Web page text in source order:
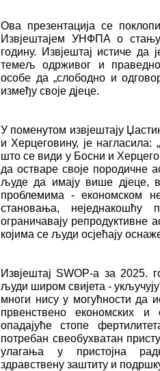
Ова презентација се
Извјештајем УНФПА о стању
годину. Извјештај истиче да
темељ одрживог и
особе да „слободно и
између своје дјеце.
У поменутом извјештају
и Херцеговину, је нагласила:
што се види у Босни и
да остваре своје породичне
људе да имају више дјеце,
проблемима - економском
становања,
ограничавају репродуктивне
којима се људи осјећају
Извјештај SWOP-а за 2025.
људи широм свијета -
многи нису у могућности да
првенствено економских
опадајуће стопе
потребан свеобухватан
улагања у пристојна
здравствену заштиту и